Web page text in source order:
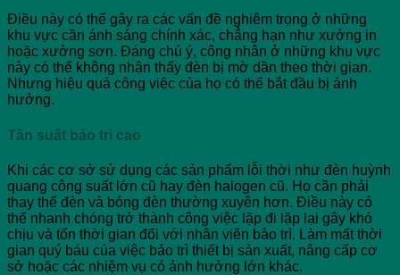
Điều này có thể gây ra các vấn đề nghiêm trọng ở những
khu vực cần ánh sáng chính xác, chẳng hạn như xưởng in
hoặc xưởng sơn. Đáng chú ý, công nhân ở những khu vực
này có thể không nhận thấy đèn bị mờ dần theo thời gian.
Nhưng hiệu quả công việc của họ có thể bắt đầu bị ảnh
hưởng.
Tần suất bảo trì cao
Khi các cơ sở sử dụng các sản phẩm lỗi thời như đèn huỳnh
quang công suất lớn cũ hay đèn halogen cũ. Họ cần phải
thay thế đèn và bóng đèn thường xuyên hơn. Điều này có
thể nhanh chóng trở thành công việc lặp đi lặp lại gây khó
chịu và tốn thời gian đối với nhân viên bảo trì. Làm mất thời
gian quý báu của việc bảo trì thiết bị sản xuất, nâng cấp cơ
sở hoặc các nhiệm vụ có ảnh hưởng lớn khác.